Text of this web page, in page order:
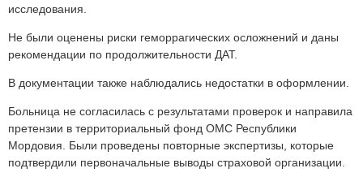
исследования.
Не были оценены риски геморрагических осложнений и даны
рекомендации по продолжительности ДАТ.
В документации также наблюдались недостатки в оформлении.
Больница не согласилась с результатами проверок и направила
претензии в территориальный фонд ОМС Республики
Мордовия. Были проведены повторные экспертизы, которые
подтвердили первоначальные выводы страховой организации.